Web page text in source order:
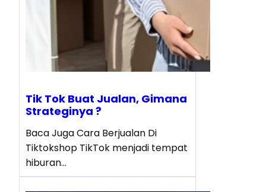
Tik Tok Buat Jualan, Gimana
Strateginya ?
Baca Juga Cara Berjualan Di
Tiktokshop TikTok menjadi tempat
hiburan…